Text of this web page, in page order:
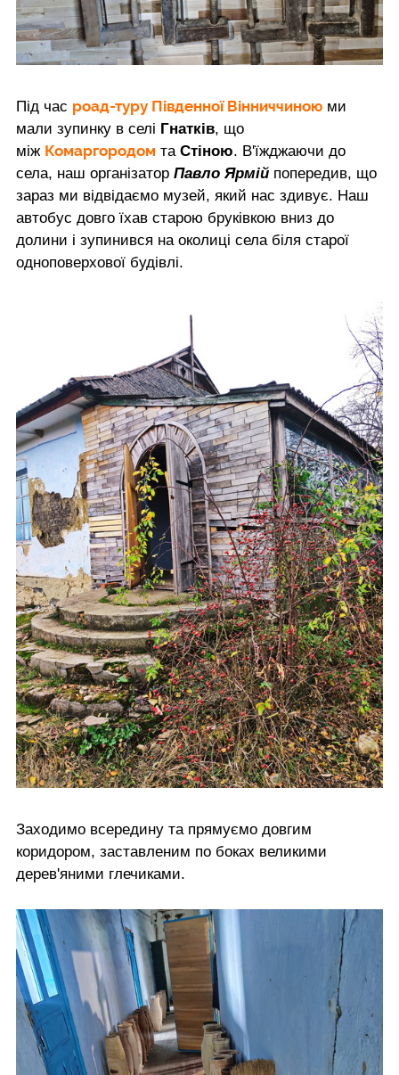
Під час роад-туру Південної Вінниччиною ми
мали зупинку в селі Гнатків, що
між Комаргородом та Стіною. В'їжджаючи до
села, наш організатор Павло Ярмій попередив, що
зараз ми відвідаємо музей, який нас здивує. Наш
автобус довго їхав старою бруківкою вниз до
долини і зупинився на околиці села біля старої
одноповерхової будівлі.
Заходимо всередину та прямуємо довгим
коридором, заставленим по боках великими
дерев'яними глечиками.